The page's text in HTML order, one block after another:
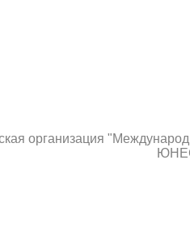
организация